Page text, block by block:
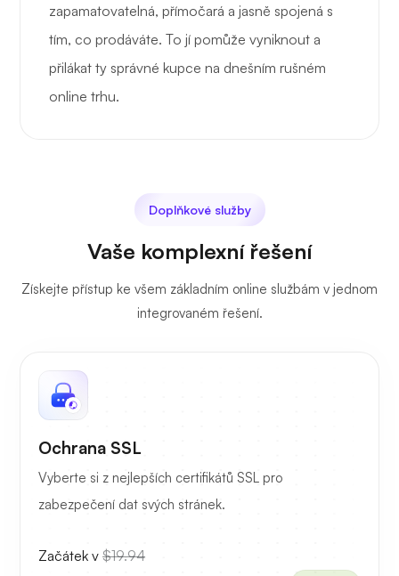
zapamatovatelná, přímočará a jasně spojená s
tím, co prodáváte. To jí pomůže vyniknout a
přilákat ty správné kupce na dnešním rušném
online trhu.
Doplňkové služby
Vaše komplexní řešení
Získejte přístup ke všem základním online službám v jednom
integrovaném řešení.
Ochrana SSL
Vyberte si z nejlepších certifikátů SSL pro
zabezpečení dat svých stránek.
Začátek v $19.94